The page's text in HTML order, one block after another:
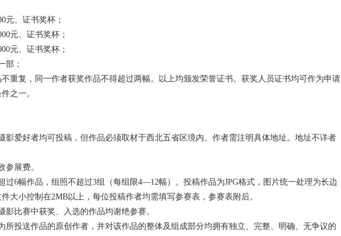
元、证书奖杯；
元、证书奖杯；
元、证书奖杯；
部；
重复，同一作者获奖作品不得超过两幅。以上均颁发荣誉证书。获奖人员证书均可作为申请
之一。
影爱好者均可投稿，但作品必须取材于西北五省区境内。作者需注明具体地址。地址不详者
参展费。
过6幅作品，组照不超过3组（每组限4—12幅）。投稿作品为JPG格式，图片统一处理为长边
大小控制在2MB以上，每位投稿作者均需填写参赛表，参赛表附后。
影比赛中获奖、入选的作品均谢绝参赛。
所投送作品的原创作者，并对该作品的整体及组成部分均拥有独立、完整、明确、无争议的